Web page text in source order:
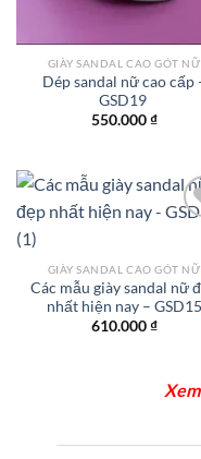
GIÀY SANDAL CAO GÓT NỮ
Dép sandal nữ cao cấp
GSD19
550.000₫
Add
GIÀY SANDAL CAO GÓT NỮ
Các mẫu giày sandal nữ
nhất hiện nay – GSD15
610.000₫